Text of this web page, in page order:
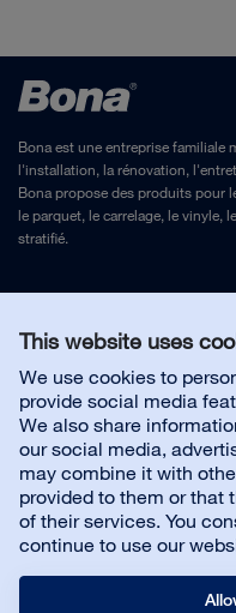
This website uses
We use cookies to
provide social media
We also share
our social media,
may combine it with
provided to them or that
of their services. You
continue to use our
Bona est une entreprise
l'installation, la rénovation,
Bona propose des produits pour
le parquet, le carrelage, le vinyle,
stratifié.
Mentions légalesetPolitique de
Nous contacter
À propos de Bona